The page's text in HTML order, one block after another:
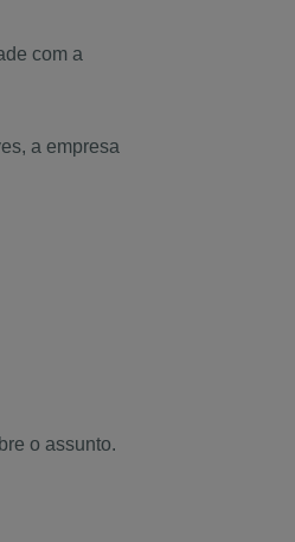
com a
a empresa
o assunto.